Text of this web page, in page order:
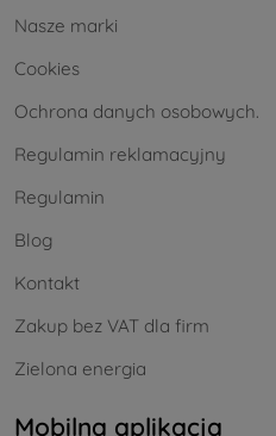
Nasze marki
Cookies
Ochrona danych osobowych.
Regulamin reklamacyjny
Regulamin
Blog
Kontakt
Zakup bez VAT dla firm
Zielona energia
Mobilna aplikacja